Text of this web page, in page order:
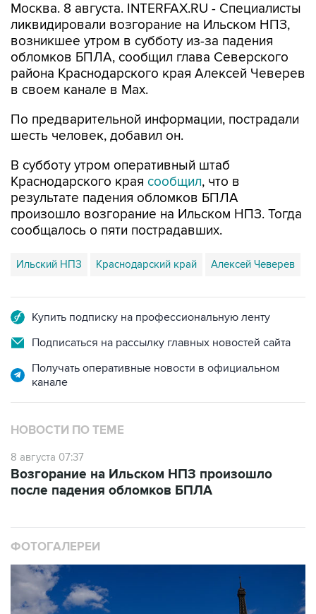
Москва. 8 августа. INTERFAX.RU - Специалисты
ликвидировали возгорание на Ильском НПЗ,
возникшее утром в субботу из-за падения
обломков БПЛА, сообщил глава Северского
района Краснодарского края Алексей Чеверев
в своем канале в Max.
По предварительной информации, пострадали
шесть человек, добавил он.
В субботу утром оперативный штаб
Краснодарского края сообщил, что в
результате падения обломков БПЛА
произошло возгорание на Ильском НПЗ. Тогда
сообщалось о пяти пострадавших.
Ильский НПЗ Краснодарский край Алексей Чеверев
Купить подписку на профессиональную ленту
Подписаться на рассылку главных новостей сайта
Получать оперативные новости в официальном
канале
НОВОСТИ ПО ТЕМЕ
8 августа 07:37
Возгорание на Ильском НПЗ произошло
после падения обломков БПЛА
ФОТОГАЛЕРЕИ